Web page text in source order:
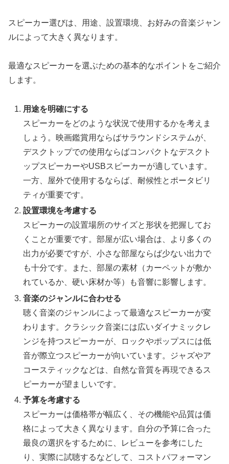
スピーカー選びは、用途、設置環境、お好みの音楽ジャン
ルによって大きく異なります。
最適なスピーカーを選ぶための基本的なポイントをご紹介
します。
用途を明確にする
スピーカーをどのような状況で使用するかを考えま
しょう。映画鑑賞用ならばサラウンドシステムが、
デスクトップでの使用ならばコンパクトなデスクト
ップスピーカーやUSBスピーカーが適しています。
一方、屋外で使用するならば、耐候性とポータビリ
ティが重要です。
設置環境を考慮する
スピーカーの設置場所のサイズと形状を把握してお
くことが重要です。部屋が広い場合は、より多くの
出力が必要ですが、小さな部屋ならば少ない出力で
も十分です。また、部屋の素材（カーペットが敷か
れているか、硬い床材か等）も音響に影響します。
音楽のジャンルに合わせる
聴く音楽のジャンルによって最適なスピーカーが変
わります。クラシック音楽には広いダイナミックレ
ンジを持つスピーカーが、ロックやポップスには低
音が際立つスピーカーが向いています。ジャズやア
コースティックなどは、自然な音質を再現できるス
ピーカーが望ましいです。
予算を考慮する
スピーカーは価格帯が幅広く、その機能や品質は価
格によって大きく異なります。自分の予算に合った
最良の選択をするために、レビューを参考にした
り、実際に試聴するなどして、コストパフォーマン